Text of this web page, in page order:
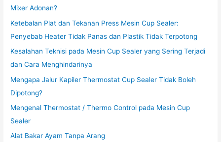
Mixer Adonan?
Ketebalan Plat dan Tekanan Press Mesin Cup Sealer:
Penyebab Heater Tidak Panas dan Plastik Tidak Terpotong
Kesalahan Teknisi pada Mesin Cup Sealer yang Sering Terjadi
dan Cara Menghindarinya
Mengapa Jalur Kapiler Thermostat Cup Sealer Tidak Boleh
Dipotong?
Mengenal Thermostat / Thermo Control pada Mesin Cup
Sealer
Alat Bakar Ayam Tanpa Arang